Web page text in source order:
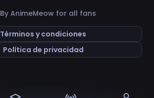
By AnimeMeow for all fans
Términos y condiciones
Política de privacidad